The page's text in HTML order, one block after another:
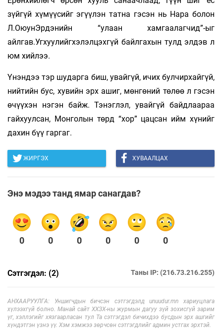
зүйгүй хүмүүсийг эгүүлэн татна гэсэн нь Нара болон
Л.ОюунЭрдэнийн “улаан хамгаалагчид”-ыг
айлгав.Угхуулийгхэлэлцэхгүй байлгахын тулд элдэв л
юм хийлээ.
Үнэндээ тэр шударга биш, увайгүй, ичих булчирхайгүй,
нийтийн бус, хувийн эрх ашиг, мөнгөний төлөө л гэсэн
өчүүхэн нэгэн байж. Тэнэглэл, увайгүй байдлаараа
гайхуулсан, Монголын төрд “хор” цацсан ийм хүнийг
дахин бүү гаргаг.
ЖИРГЭХ ХУВААЛЦАХ
Энэ мэдээ танд ямар санагдав?
0 0 0 0 0 0
Сэтгэгдэл: (2) Таны IP: (216.73.216.255)
АНХААРУУЛГА: Уншигчдын бичсэн сэтгэгдэлд unuudur.mn хариуцлага
хүлээхгүй болно. Манай сайт ХХЗХ-ны журмын дагуу зүй зохисгүй зарим
үг, хэллэгийг хязгаарласан тул Та сэтгэгдэл бичихдээ бусдын эрх ашгийг
хүндэтгэн үзнэ үү. Хэм хэмжээ зөрчсөн сэтгэгдлийг админ устгах эрхтэй.